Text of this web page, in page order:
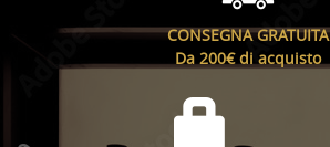
CONSEGNA GRATUITA
Da 200€ di acquisto